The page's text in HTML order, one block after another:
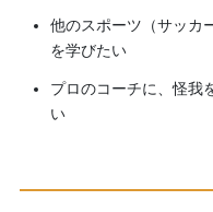
他のスポーツ（サッカ
を学びたい
プロのコーチに、怪我
い